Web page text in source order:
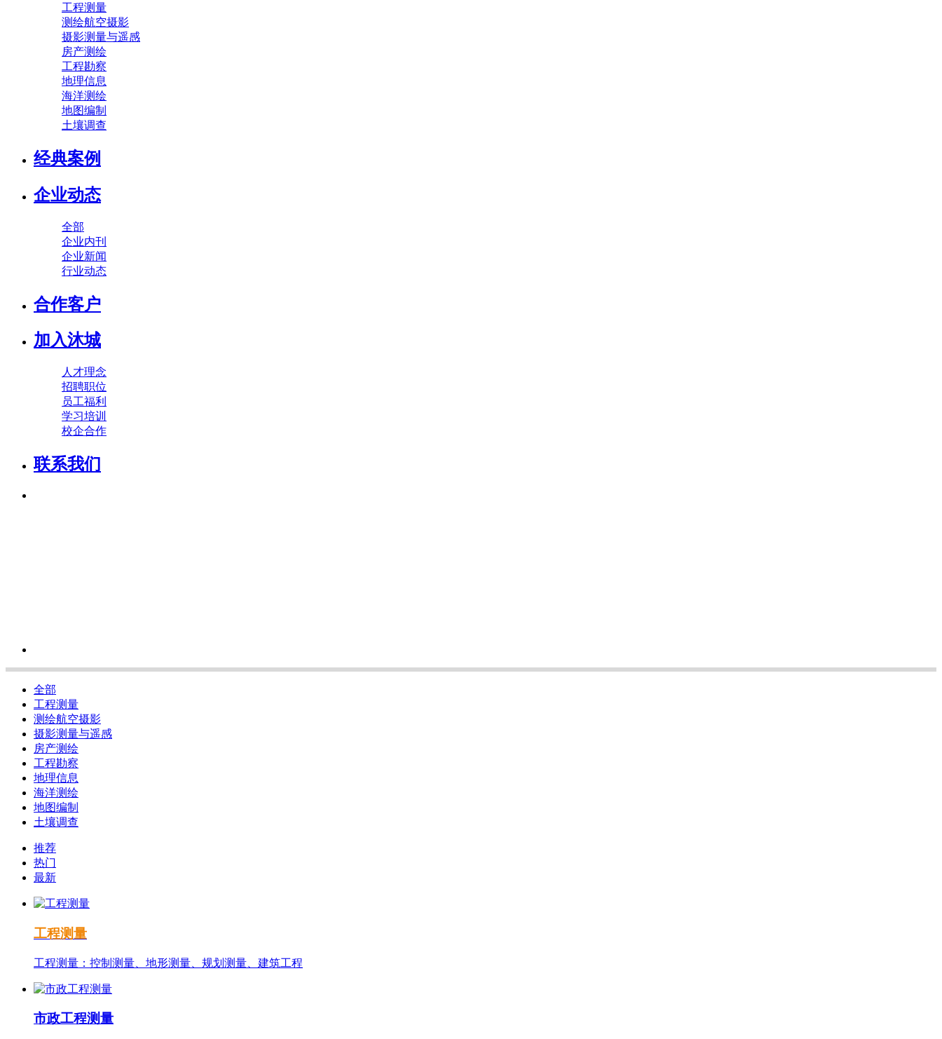
工程测量
测绘航空摄影
摄影测量与遥感
房产测绘
工程勘察
地理信息
海洋测绘
地图编制
土壤调查
经典案例
企业动态
全部
企业内刊
企业新闻
行业动态
合作客户
加入沐城
人才理念
招聘职位
员工福利
学习培训
校企合作
联系我们
全部
工程测量
测绘航空摄影
摄影测量与遥感
房产测绘
工程勘察
地理信息
海洋测绘
地图编制
土壤调查
推荐
热门
最新
工程测量
工程测量：控制测量、地形测量、规划测量、建筑工程
市政工程测量